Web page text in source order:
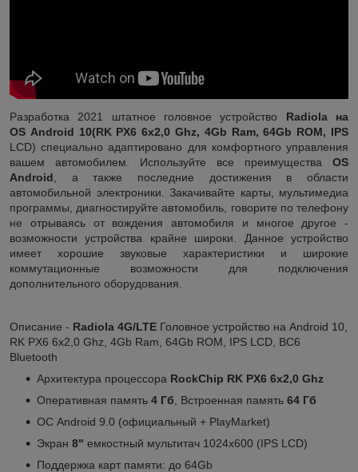
Разработка 2021 штатное головное устройство Radiola на
OS Android 10(RK PX6 6x2,0 Ghz, 4Gb Ram, 64Gb ROM, IPS
LCD) специально адаптировано для комфортного управления
вашем автомобилем. Используйте все преимущества OS
Android , а также последние достижения в области
автомобильной электроники. Закачивайте карты, мультимедиа
программы, диагностируйте автомобиль, говорите по телефону
не отрываясь от вождения автомобиля и многое другое -
возможности устройства крайне широки. Данное устройство
имеет хорошие звуковые характеристики и широкие
коммутационные возможности для подключения
дополнительного оборудования.
Описание - Radiola 4G/LTE Головное устройство на Android 10,
RK PX6 6x2,0 Ghz, 4Gb Ram, 64Gb ROM, IPS LCD, BC6
Bluetooth
Архитектура процессора RockChip RK PX6 6x2,0 Ghz
Оперативная память 4 Гб , Встроенная память 64 Гб
ОС Android 9.0 (официальный + PlayMarket)
Экран 8" емкостный мультитач 1024x600 (IPS LCD)
Поддержка карт памяти: до 64Gb